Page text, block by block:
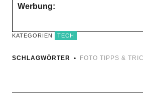
Werbung:
KATEGORIEN TECH
SCHLAGWÖRTER FOTO TIPPS &